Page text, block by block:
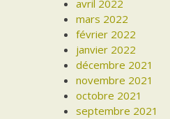
avril 2022
mars 2022
février 2022
janvier 2022
décembre 2021
novembre 2021
octobre 2021
septembre 2021